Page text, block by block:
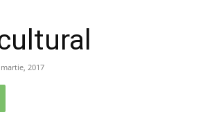
martie, 2017